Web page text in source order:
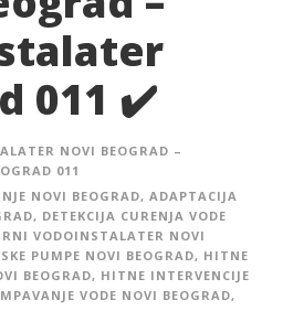
011 ✔️
NOVI BEOGRAD –
011
NOVI BEOGRAD, ADAPTACIJA
, DETEKCIJA CURENJA VODE
VODOINSTALATER NOVI
PUMPE NOVI BEOGRAD, HITNE
BEOGRAD, HITNE INTERVENCIJE
VODE NOVI BEOGRAD,